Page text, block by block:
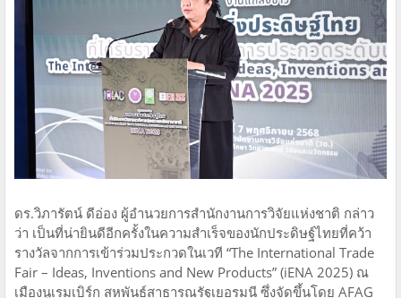
ดร.วิภารัตน์ ดีอ่อง ผู้อำนวยการสำนักงานการวิจัยแห่งชาติ กล่าว
ว่า เป็นที่น่ายินดีอีกครั้งในความสำเร็จของนักประดิษฐ์ไทยที่คว้า
รางวัลจากการเข้าร่วมประกวดในเวที “The International Trade
Fair – Ideas, Inventions and New Products” (iENA 2025) ณ
เมืองนูเรมเบิร์ก สหพันธ์สาธารณรัฐเยอรมนี ซึ่งจัดขึ้นโดย AFAG